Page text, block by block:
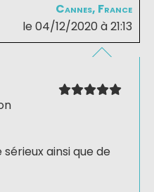
Cannes, France
le 04/12/2020 à 21:13
ainsi que de